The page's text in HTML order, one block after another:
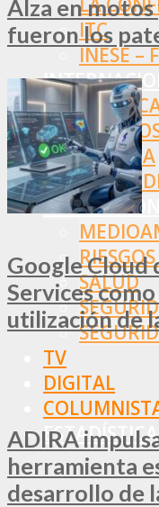
ITC
INESE –
EUROPA
RESTO
PREVENCIÓN
SALUD
TV
DIGITAL
Alza en motos
fueron los
Google Cloud
Services
utilización de
ADIRA
herramienta
desarrollo de